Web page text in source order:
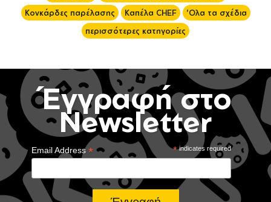
Κονκάρδες παρέλασης
Καπέλα CHEF
'Ολα τα σχέδια
περισσότερες κατηγορίες
Έγγραφή στο
Newsletter
*indicates required
Email Address*